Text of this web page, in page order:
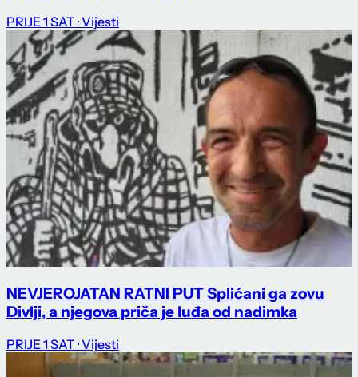
PRIJE 1 SAT · Vijesti
NEVJEROJATAN RATNI PUT Splićani ga zovu
Divlji, a njegova priča je luđa od nadimka
PRIJE 1 SAT · Vijesti